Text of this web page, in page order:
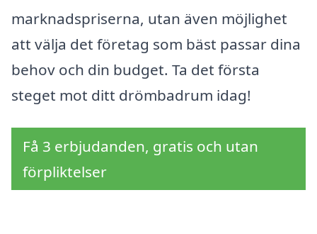
marknadspriserna, utan även möjlighet
att välja det företag som bäst passar dina
behov och din budget. Ta det första
steget mot ditt drömbadrum idag!
Få 3 erbjudanden, gratis och utan
förpliktelser